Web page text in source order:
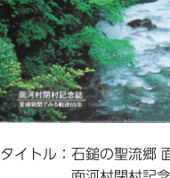
タイトル：石鎚の聖流郷